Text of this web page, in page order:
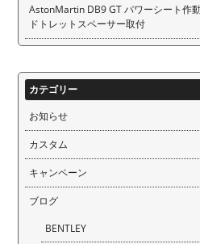
AstonMartin DB9 GT パワーシート作
ドトレットスペーサー取付
カテゴリー
お知らせ
カスタム
キャンペーン
ブログ
BENTLEY